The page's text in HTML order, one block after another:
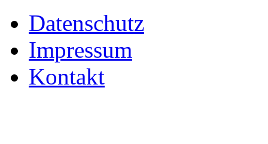
Datenschutz
Impressum
Kontakt